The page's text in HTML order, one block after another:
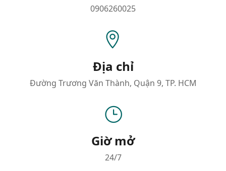
0906260025
Địa chỉ
Đường Trương Văn Thành, Quận 9, TP. HCM
Giờ mở
24/7